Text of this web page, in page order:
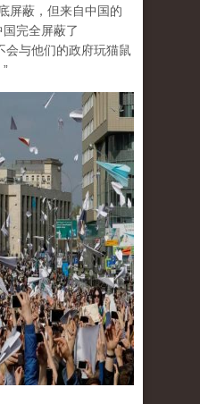
屏蔽，但来自中国的
完全屏蔽了
会与他们的政府玩猫鼠